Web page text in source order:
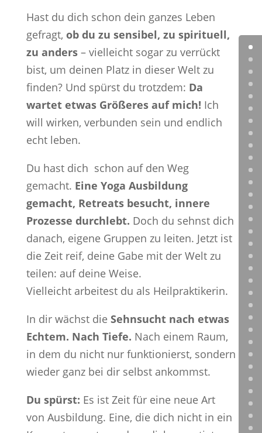
Hast du dich schon dein ganzes Leben
gefragt, ob du zu sensibel, zu spirituell,
zu anders– vielleicht sogar zu verrückt
bist, um deinen Platz in dieser Welt zu
finden? Und spürst du trotzdem: Da
wartet etwas Größeres auf mich! Ich
will wirken, verbunden sein und endlich
echt leben.
Du hast dich schon auf den Weg
gemacht. Eine Yoga Ausbildung
gemacht, Retreats besucht, innere
Prozesse durchlebt. Doch du sehnst dich
danach, eigene Gruppen zu leiten. Jetzt ist
die Zeit reif, deine Gabe mit der Welt zu
teilen: auf deine Weise.
Vielleicht arbeitest du als Heilpraktikerin.
In dir wächst dieSehnsucht nach etwas
Echtem. Nach Tiefe. Nach einem Raum,
in dem du nicht nur funktionierst, sondern
wieder ganz bei dir selbst ankommst.
Du spürst: Es ist Zeit für eine neue Art
von Ausbildung. Eine, die dich nicht in ein